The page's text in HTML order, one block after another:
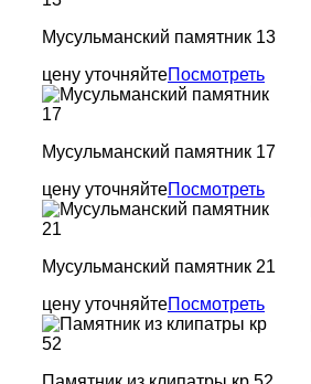
Мусульманский памятник 13
цену уточняйтеПосмотреть
Мусульманский памятник 17
цену уточняйтеПосмотреть
Мусульманский памятник 21
цену уточняйтеПосмотреть